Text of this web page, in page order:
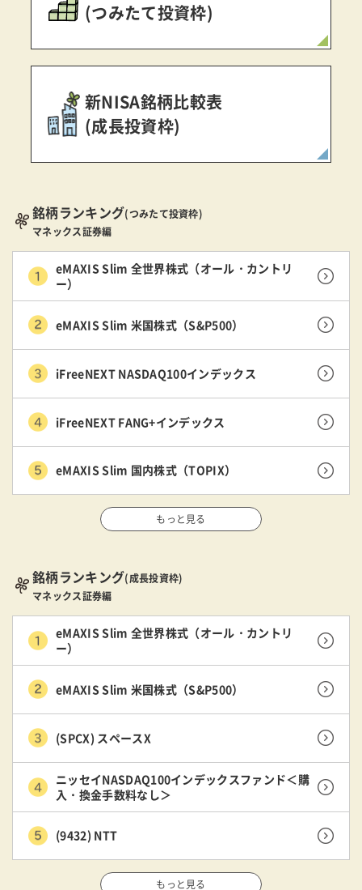
(つみたて投資枠)
新NISA銘柄比較表
(成長投資枠)
銘柄ランキング(つみたて投資枠)
マネックス証券編
eMAXIS Slim 全世界株式（オール・カントリ
ー）
eMAXIS Slim 米国株式（S&P500）
iFreeNEXT NASDAQ100インデックス
iFreeNEXT FANG+インデックス
eMAXIS Slim 国内株式（TOPIX）
もっと見る
銘柄ランキング(成長投資枠)
マネックス証券編
eMAXIS Slim 全世界株式（オール・カントリ
ー）
eMAXIS Slim 米国株式（S&P500）
(SPCX) スペースX
ニッセイNASDAQ100インデックスファンド＜購
入・換金手数料なし＞
(9432) NTT
もっと見る